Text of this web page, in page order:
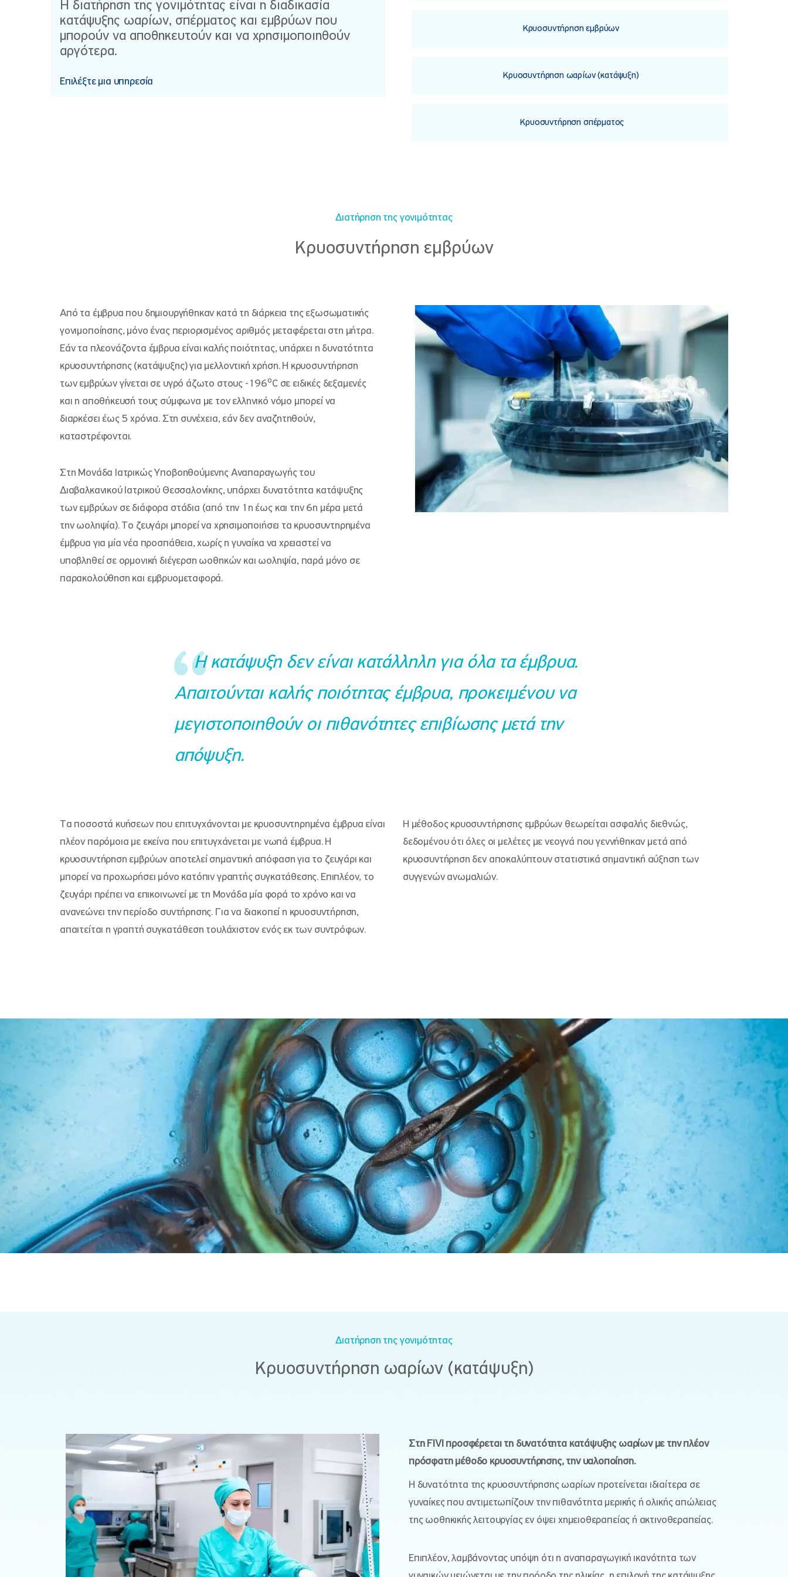
Η διατήρηση της γονιμότητας είναι η διαδικασία
κατάψυξης ωαρίων, σπέρματος και εμβρύων που
μπορούν να αποθηκευτούν και να χρησιμοποιηθούν
αργότερα.
Επιλέξτε μια υπηρεσία
Κρυοσυντήρηση εμβρύων
Κρυοσυντήρηση ωαρίων (κατάψυξη)
Κρυοσυντήρηση σπέρματος
Διατήρηση της γονιμότητας
Κρυοσυντήρηση εμβρύων
Από τα έμβρυα που δημιουργήθηκαν κατά τη διάρκεια της εξωσωματικής
γονιμοποίησης, μόνο ένας περιορισμένος αριθμός μεταφέρεται στη μήτρα.
Εάν τα πλεονάζοντα έμβρυα είναι καλής ποιότητας, υπάρχει η δυνατότητα
κρυοσυντήρησης (κατάψυξης) για μελλοντική χρήση. Η κρυοσυντήρηση
των εμβρύων γίνεται σε υγρό άζωτο στους -196⁰C σε ειδικές δεξαμενές
και η αποθήκευσή τους σύμφωνα με τον ελληνικό νόμο μπορεί να
διαρκέσει έως 5 χρόνια. Στη συνέχεια, εάν δεν αναζητηθούν,
καταστρέφονται.
Στη Μονάδα Ιατρικώς Υποβοηθούμενης Αναπαραγωγής του
Διαβαλκανικού Ιατρικού Θεσσαλονίκης, υπάρχει δυνατότητα κατάψυξης
των εμβρύων σε διάφορα στάδια (από την 1η έως και την 6η μέρα μετά
την ωοληψία). Το ζευγάρι μπορεί να χρησιμοποιήσει τα κρυοσυντηρημένα
έμβρυα για μία νέα προσπάθεια, χωρίς η γυναίκα να χρειαστεί να
υποβληθεί σε ορμονική διέγερση ωοθηκών και ωοληψία, παρά μόνο σε
παρακολούθηση και εμβρυομεταφορά.
Η κατάψυξη δεν είναι κατάλληλη για όλα τα έμβρυα.
Απαιτούνται καλής ποιότητας έμβρυα, προκειμένου να
μεγιστοποιηθούν οι πιθανότητες επιβίωσης μετά την
απόψυξη.
Τα ποσοστά κυήσεων που επιτυγχάνονται με κρυοσυντηρημένα έμβρυα είναι
πλέον παρόμοια με εκείνα που επιτυγχάνεται με νωπά έμβρυα. Η
κρυοσυντήρηση εμβρύων αποτελεί σημαντική απόφαση για το ζευγάρι και
μπορεί να προχωρήσει μόνο κατόπιν γραπτής συγκατάθεσης. Επιπλέον, το
ζευγάρι πρέπει να επικοινωνεί με τη Μονάδα μία φορά το χρόνο και να
ανανεώνει την περίοδο συντήρησης. Για να διακοπεί η κρυοσυντήρηση,
απαιτείται η γραπτή συγκατάθεση τουλάχιστον ενός εκ των συντρόφων.
Η μέθοδος κρυοσυντήρησης εμβρύων θεωρείται ασφαλής διεθνώς,
δεδομένου ότι όλες οι μελέτες με νεογνά που γεννήθηκαν μετά από
κρυοσυντήρηση δεν αποκαλύπτουν στατιστικά σημαντική αύξηση των
συγγενών ανωμαλιών.
Διατήρηση της γονιμότητας
Κρυοσυντήρηση ωαρίων (κατάψυξη)
Στη FIVI προσφέρεται τη δυνατότητα κατάψυξης ωαρίων με την πλέον
πρόσφατη μέθοδο κρυοσυντήρησης, την υαλοποίηση.
Η δυνατότητα της κρυοσυντήρησης ωαρίων προτείνεται ιδιαίτερα σε
γυναίκες που αντιμετωπίζουν την πιθανότητα μερικής ή ολικής απώλειας
της ωοθηκικής λειτουργίας εν όψει χημειοθεραπείας ή ακτινοθεραπείας.
Επιπλέον, λαμβάνοντας υπόψη ότι η αναπαραγωγική ικανότητα των